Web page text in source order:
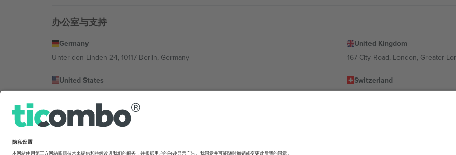
办公室与支持
Germany
Unter den Linden 24, 10117 Berlin, Germany
United Kingdom
167 City Road, London, Greater
United States
Switzerland
Bulgaria